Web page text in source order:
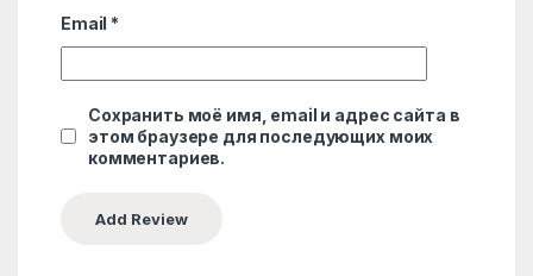
Email *
Сохранить моё имя, email и адрес сайта в
этом браузере для последующих моих
комментариев.